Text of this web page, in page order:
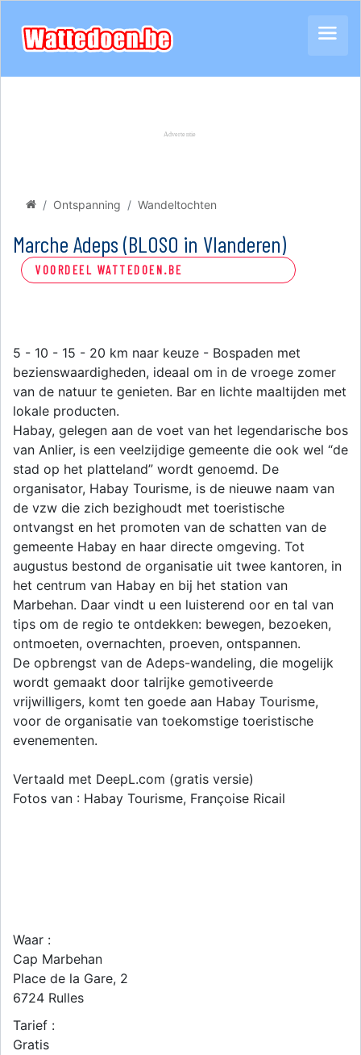
Ontspanning Wandeltochten
Marche Adeps (BLOSO in Vlanderen)
VOORDEEL WATTEDOEN.BE
5 - 10 - 15 - 20 km naar keuze - Bospaden met
bezienswaardigheden, ideaal om in de vroege zomer
van de natuur te genieten. Bar en lichte maaltijden met
lokale producten.
Habay, gelegen aan de voet van het legendarische bos
van Anlier, is een veelzijdige gemeente die ook wel “de
stad op het platteland” wordt genoemd. De
organisator, Habay Tourisme, is de nieuwe naam van
de vzw die zich bezighoudt met toeristische
ontvangst en het promoten van de schatten van de
gemeente Habay en haar directe omgeving. Tot
augustus bestond de organisatie uit twee kantoren, in
het centrum van Habay en bij het station van
Marbehan. Daar vindt u een luisterend oor en tal van
tips om de regio te ontdekken: bewegen, bezoeken,
ontmoeten, overnachten, proeven, ontspannen.
De opbrengst van de Adeps-wandeling, die mogelijk
wordt gemaakt door talrijke gemotiveerde
vrijwilligers, komt ten goede aan Habay Tourisme,
voor de organisatie van toekomstige toeristische
evenementen.
Vertaald met DeepL.com (gratis versie)
Fotos van : Habay Tourisme, Françoise Ricail
Waar :
Cap Marbehan
Place de la Gare, 2
6724 Rulles
Tarief :
Gratis